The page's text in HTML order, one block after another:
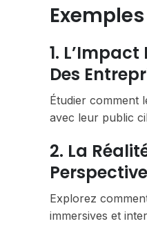
1.
Des
Étudier comment
avec leur public
2. La
Explorez
immersives et